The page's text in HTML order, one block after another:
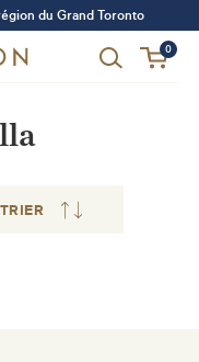
du Grand Toronto
0
TRIER